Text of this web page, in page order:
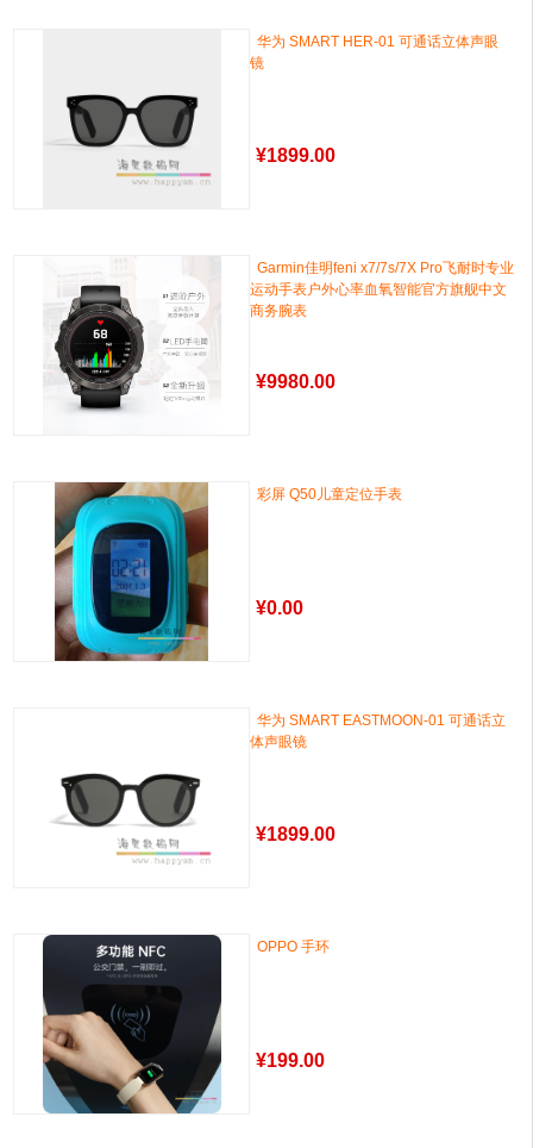
华为 SMART HER-01 可通话立体声眼
镜
¥1899.00
Garmin佳明feni x7/7s/7X Pro飞耐时专业
运动手表户外心率血氧智能官方旗舰中文
商务腕表
¥9980.00
彩屏 Q50儿童定位手表
¥0.00
华为 SMART EASTMOON-01 可通话立
体声眼镜
¥1899.00
OPPO 手环
¥199.00